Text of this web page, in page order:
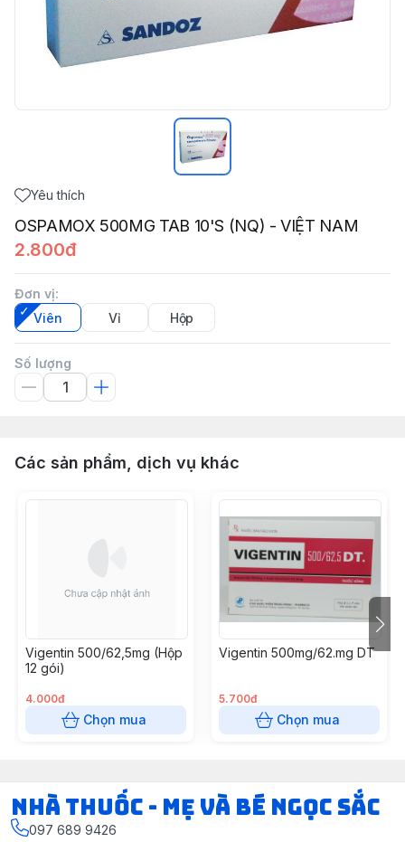
Yêu thích
OSPAMOX 500MG TAB 10'S (NQ) - VIỆT NAM
2.800đ
Đơn vị:
Viên
Vỉ Hộp
Số lượng
Các sản phẩm, dịch vụ khác
Vigentin 500/62,5mg (Hộp
12 gói)
4.000đ
Chọn mua
Vigentin 500mg/62.mg DT
5.700đ
Chọn mua
Nhà Thuốc - Mẹ và Bé Ngọc Sắc
097 689 9426